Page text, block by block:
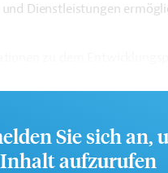
Dienstleistungen
zur
Sie sich an,
aufzurufen